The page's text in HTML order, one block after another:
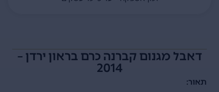
דאבל מגנום קברנה כרם בראון ירדן –
2014
תאור: